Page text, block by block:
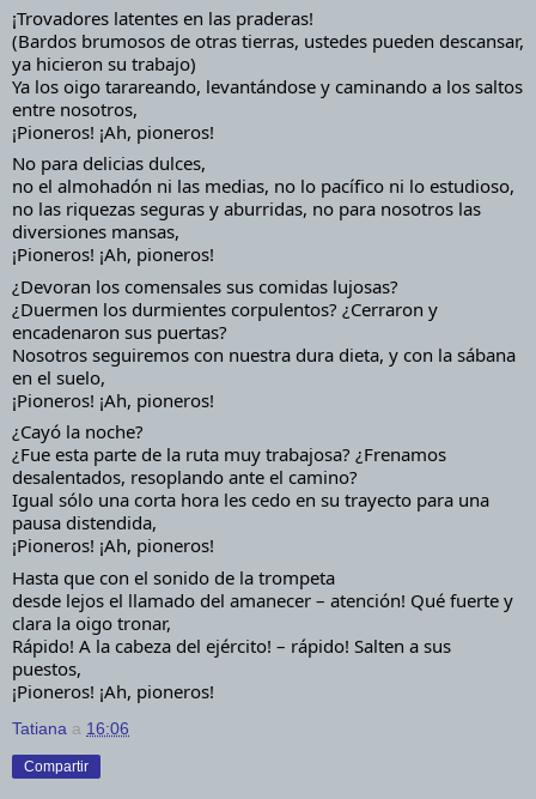
¡Trovadores latentes en las praderas!
(Bardos brumosos de otras tierras, ustedes pueden descansar,
ya hicieron su trabajo)
Ya los oigo tarareando, levantándose y caminando a los saltos
entre nosotros,
¡Pioneros! ¡Ah, pioneros!
No para delicias dulces,
no el almohadón ni las medias, no lo pacífico ni lo estudioso,
no las riquezas seguras y aburridas, no para nosotros las
diversiones mansas,
¡Pioneros! ¡Ah, pioneros!
¿Devoran los comensales sus comidas lujosas?
¿Duermen los durmientes corpulentos? ¿Cerraron y
encadenaron sus puertas?
Nosotros seguiremos con nuestra dura dieta, y con la sábana
en el suelo,
¡Pioneros! ¡Ah, pioneros!
¿Cayó la noche?
¿Fue esta parte de la ruta muy trabajosa? ¿Frenamos
desalentados, resoplando ante el camino?
Igual sólo una corta hora les cedo en su trayecto para una
pausa distendida,
¡Pioneros! ¡Ah, pioneros!
Hasta que con el sonido de la trompeta
desde lejos el llamado del amanecer – atención! Qué fuerte y
clara la oigo tronar,
Rápido! A la cabeza del ejército! – rápido! Salten a sus
puestos,
¡Pioneros! ¡Ah, pioneros!
Tatiana a 16:06
Compartir